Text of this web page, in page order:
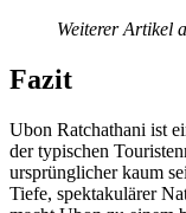
Weiterer Artikel
Fazit
Ubon Ratchathani ist
der typischen
ursprünglicher kaum
Tiefe, spektakulärer